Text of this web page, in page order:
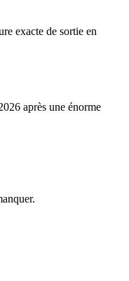
exacte de sortie en
après une énorme